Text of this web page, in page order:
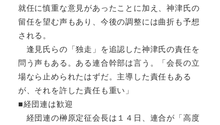
就任に慎重な意見があったことに加え、神津氏の
留任を望む声もあり、今後の調整には曲折も予想
される。
逢見氏らの「独走」を追認した神津氏の責任を
問う声もある。ある連合幹部は言う。「会長の立
場なら止められたはずだ。主導した責任もある
が、それを許した責任も重い」
■経団連は歓迎
経団連の榊原定征会長は１４日、連合が「高度